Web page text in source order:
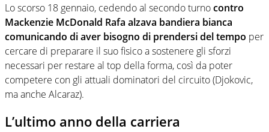
Lo scorso 18 gennaio, cedendo al secondo turnocontro
Mackenzie McDonald Rafa alzava bandiera bianca
comunicando di aver bisogno di prendersi del tempo per
cercare di preparare il suo fisico a sostenere gli sforzi
necessari per restare al top della forma, così da poter
competere con gli attuali dominatori del circuito (Djokovic,
ma anche Alcaraz).
L’ultimo anno della carriera